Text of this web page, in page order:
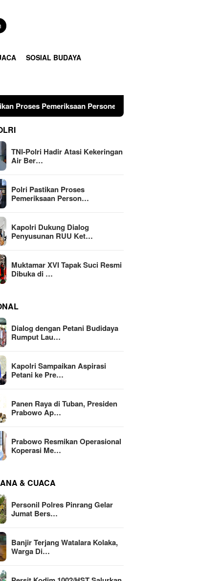
SOSIAL BUDAYA
Personel di Aceh Dilaksanakan Secara Profesional dan
TNI-Polri Hadir Atasi Kekeringan
Air Ber…
Polri Pastikan Proses
Pemeriksaan Person…
Kapolri Dukung Dialog
Penyusunan RUU Ket…
Muktamar XVI Tapak Suci Resmi
Dibuka di …
Dialog dengan Petani Budidaya
Rumput Lau…
Kapolri Sampaikan Aspirasi
Petani ke Pre…
Panen Raya di Tuban, Presiden
Prabowo Ap…
Prabowo Resmikan Operasional
Koperasi Me…
& CUACA
Personil Polres Pinrang Gelar
Jumat Bers…
Banjir Terjang Watalara Kolaka,
Warga Di…